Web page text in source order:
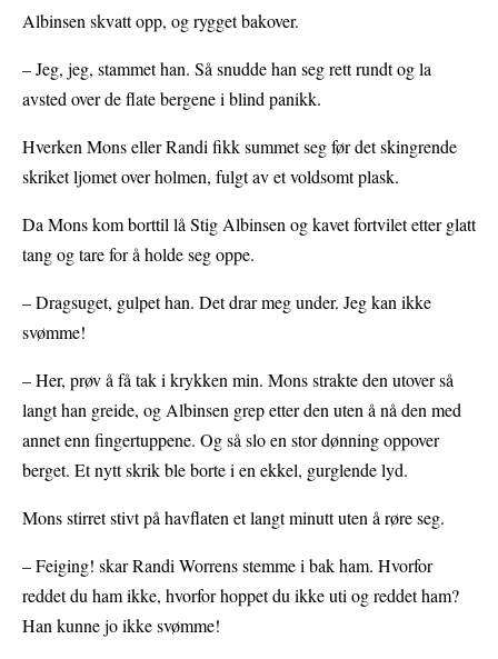
Albinsen skvatt opp, og rygget bakover.
– Jeg, jeg, stammet han. Så snudde han seg rett rundt og la
avsted over de flate bergene i blind panikk.
Hverken Mons eller Randi fikk summet seg før det skingrende
skriket ljomet over holmen, fulgt av et voldsomt plask.
Da Mons kom borttil lå Stig Albinsen og kavet fortvilet etter glatt
tang og tare for å holde seg oppe.
– Dragsuget, gulpet han. Det drar meg under. Jeg kan ikke
svømme!
– Her, prøv å få tak i krykken min. Mons strakte den utover så
langt han greide, og Albinsen grep etter den uten å nå den med
annet enn fingertuppene. Og så slo en stor dønning oppover
berget. Et nytt skrik ble borte i en ekkel, gurglende lyd.
Mons stirret stivt på havflaten et langt minutt uten å røre seg.
– Feiging! skar Randi Worrens stemme i bak ham. Hvorfor
reddet du ham ikke, hvorfor hoppet du ikke uti og reddet ham?
Han kunne jo ikke svømme!